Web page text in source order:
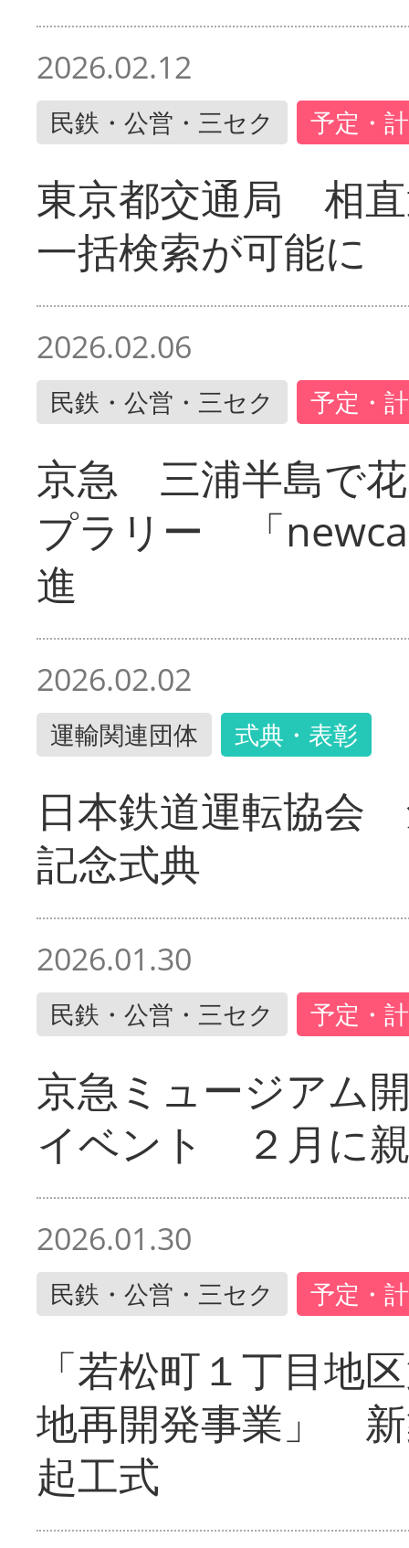
2026.02.12
民鉄・公営・三セク 予定・
東京都交通局 相
一括検索が可能に
2026.02.06
民鉄・公営・三セク 予定・
京急 三浦半島で
プラリー 「
進
2026.02.02
運輸関連団体 式典・表彰
日本鉄道運転協会
記念式典
2026.01.30
民鉄・公営・三セク 予定・
京急ミュージアム
イベント ２月に
2026.01.30
民鉄・公営・三セク 予定・
「若松町１丁目地
地再開発事業」
起工式